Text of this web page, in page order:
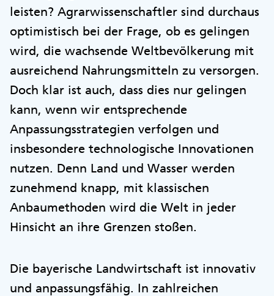
leisten? Agrarwissenschaftler sind durchaus
optimistisch bei der Frage, ob es gelingen
wird, die wachsende Weltbevölkerung mit
ausreichend Nahrungsmitteln zu versorgen.
Doch klar ist auch, dass dies nur gelingen
kann, wenn wir entsprechende
Anpassungsstrategien verfolgen und
insbesondere technologische Innovationen
nutzen. Denn Land und Wasser werden
zunehmend knapp, mit klassischen
Anbaumethoden wird die Welt in jeder
Hinsicht an ihre Grenzen stoßen.
Die bayerische Landwirtschaft ist innovativ
und anpassungsfähig. In zahlreichen